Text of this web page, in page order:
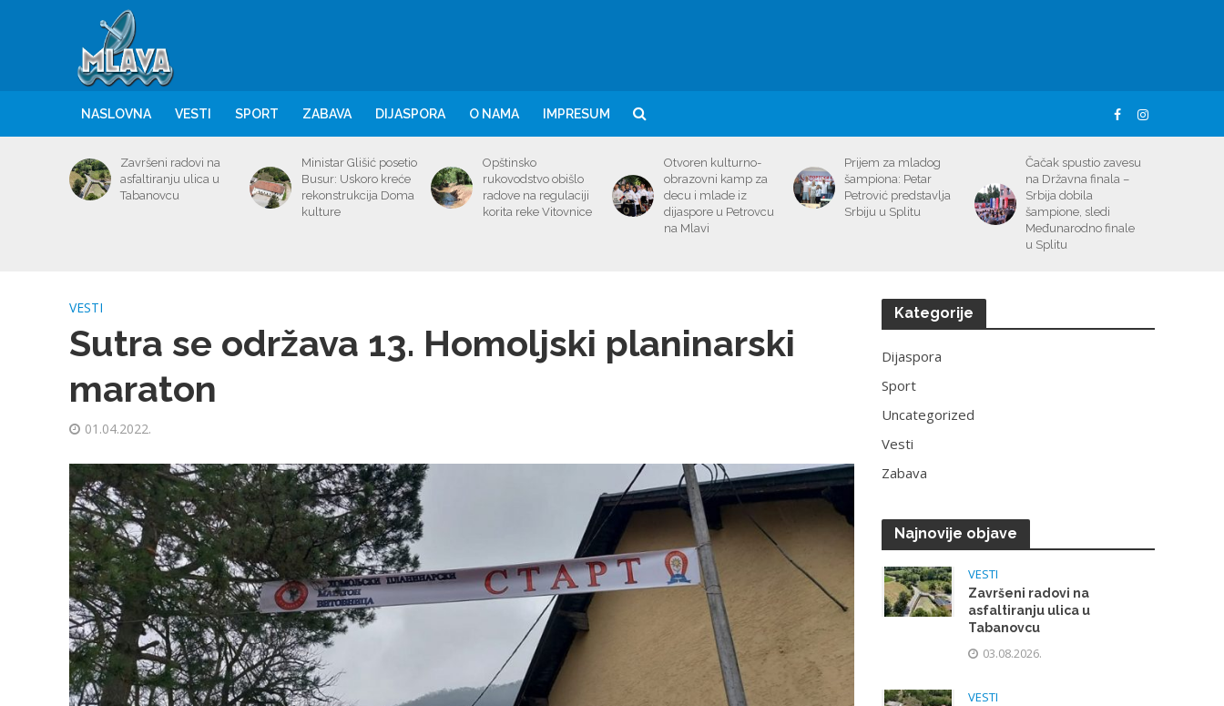
NASLOVNA VESTI SPORT ZABAVA DIJASPORA O NAMA IMPRESUM
Završeni radovi na
asfaltiranju ulica u
Tabanovcu
Ministar Glišić posetio
Busur: Uskoro kreće
rekonstrukcija Doma
kulture
Opštinsko
rukovodstvo obišlo
radove na regulaciji
korita reke Vitovnice
Otvoren kulturno-
obrazovni kamp za
decu i mlade iz
dijaspore u Petrovcu
na Mlavi
Prijem za mladog
šampiona: Petar
Petrović predstavlja
Srbiju u Splitu
Čačak spustio zavesu
na Državna finala –
Srbija dobila
šampione, sledi
Međunarodno finale
u Splitu
VESTI
Sutra se održava 13. Homoljski planinarski
maraton
01.04.2022.
Kategorije
Dijaspora
Sport
Uncategorized
Vesti
Zabava
Najnovije objave
VESTI
Završeni radovi na
asfaltiranju ulica u
Tabanovcu
03.08.2026.
VESTI